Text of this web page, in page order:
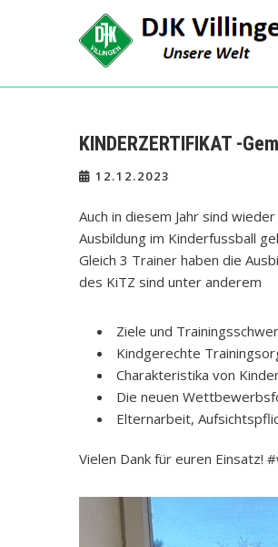
DJK Villingen
Unsere Welt!
KINDERZERTIFIKAT -
12.12.2023
Auch in diesem Jahr sind
Ausbildung im Kinderfussball
Gleich 3 Trainer haben die
des KiTZ sind unter anderem
Ziele und
Kindgerechte
Charakteristika von
Die neuen
Elternarbeit,
Vielen Dank für euren Einsatz!